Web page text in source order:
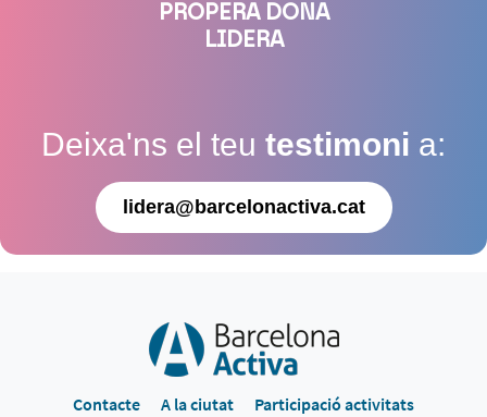
PROPERA DONA
LIDERA
Deixa'ns el teu testimoni a:
lidera@barcelonactiva.cat
Contacte A la ciutat
Participació activitats